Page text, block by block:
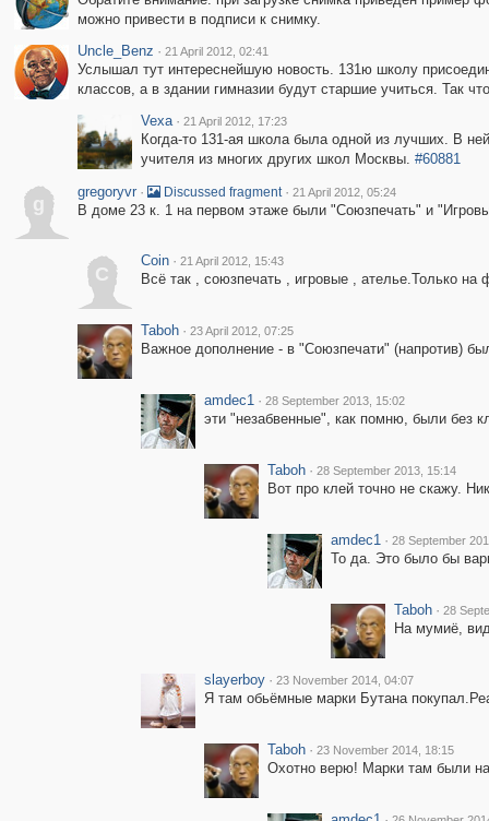
можно привести в подписи к снимку.
Uncle_Benz · 21 April 2012, 02:41
Услышал тут интереснейшую новость. 131ю школу
классов, а в здании гимназии будут старшие учиться. Так
Vexa · 21 April 2012, 17:23
Когда-то 131-ая школа была одной из лучших. В
учителя из многих других школ Москвы. #60881
g
gregoryvr · Discussed fragment · 21 April 2012, 05:24
В доме 23 к. 1 на первом этаже были "Союзпечать" и
C
Coin · 21 April 2012, 15:43
Всё так , союзпечать , игровые , ателье.Только
Taboh · 23 April 2012, 07:25
Важное дополнение - в "Союзпечати" (напротив)
amdec1 · 28 September 2013, 15:02
эти "незабвенные", как помню, были без
Taboh · 28 September 2013, 15:14
Вот про клей точно не скажу.
amdec1 · 28 September
То да. Это было бы
Taboh · 28
На мумиё,
slayerboy · 23 November 2014, 04:07
Я там обьёмные марки Бутана
Taboh · 23 November 2014, 18:15
Охотно верю! Марки там были